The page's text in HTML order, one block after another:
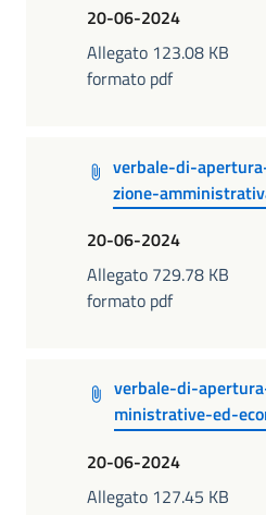
20-06-2024
Allegato 123.08 KB
formato pdf
verbale-di-
zione-
20-06-2024
Allegato 729.78 KB
formato pdf
verbale-di-
ministrative-ed-
20-06-2024
Allegato 127.45 KB